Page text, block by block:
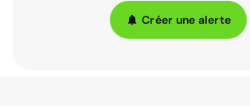
Créer une alerte